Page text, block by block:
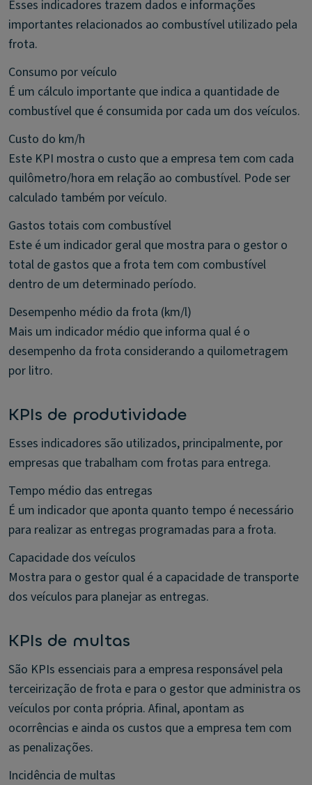
Esses indicadores trazem dados e informações
importantes relacionados ao combustível utilizado pela
frota.
Consumo por veículo
É um cálculo importante que indica a quantidade de
combustível que é consumida por cada um dos veículos.
Custo do km/h
Este KPI mostra o custo que a empresa tem com cada
quilômetro/hora em relação ao combustível. Pode ser
calculado também por veículo.
Gastos totais com combustível
Este é um indicador geral que mostra para o gestor o
total de gastos que a frota tem com combustível
dentro de um determinado período.
Desempenho médio da frota (km/l)
Mais um indicador médio que informa qual é o
desempenho da frota considerando a quilometragem
por litro.
KPIs de produtividade
Esses indicadores são utilizados, principalmente, por
empresas que trabalham com frotas para entrega.
Tempo médio das entregas
É um indicador que aponta quanto tempo é necessário
para realizar as entregas programadas para a frota.
Capacidade dos veículos
Mostra para o gestor qual é a capacidade de transporte
dos veículos para planejar as entregas.
KPIs de multas
São KPIs essenciais para a empresa responsável pela
terceirização de frota e para o gestor que administra os
veículos por conta própria. Afinal, apontam as
ocorrências e ainda os custos que a empresa tem com
as penalizações.
Incidência de multas